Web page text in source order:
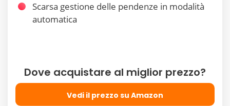
Dove acquistare al miglior prezzo?
Vedi il prezzo su Amazon
Scarsa gestione delle pendenze in modalità
automatica